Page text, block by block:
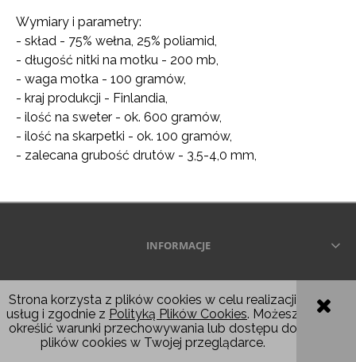
Strona korzysta z plików cookies w celu realizacji
usług i zgodnie z Polityką Plików Cookies. Możesz
określić warunki przechowywania lub dostępu do
plików cookies w Twojej przeglądarce.
Wymiary i parametry:
- skład - 75% wełna, 25% poliamid,
- długość nitki na motku - 200 mb,
- waga motka - 100 gramów,
- kraj produkcji - Finlandia,
- ilość na sweter - ok. 600 gramów,
- ilość na skarpetki - ok. 100 gramów,
- zalecana grubość drutów - 3,5-4,0 mm,
INFORMACJE
POKAŻ PEŁNĄ WERSJĘ STRONY
Sklep internetowy Shoper.pl